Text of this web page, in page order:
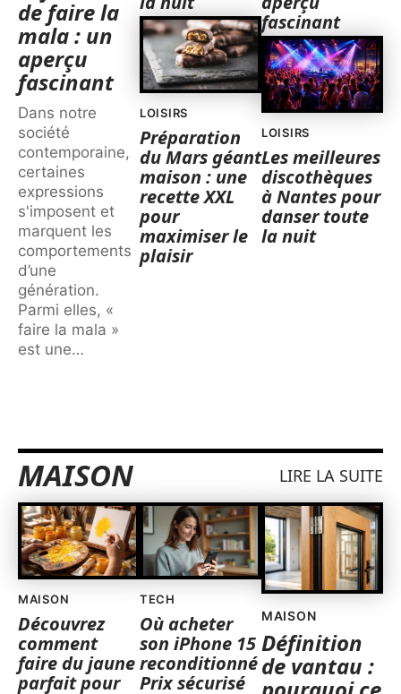
de faire la
mala : un
aperçu
fascinant
Dans notre
société
contemporaine,
certaines
expressions
s'imposent et
marquent les
comportements
d’une
génération.
Parmi elles, «
faire la mala »
est une…
LOISIRS
Préparation
du Mars géant
maison : une
recette XXL
pour
maximiser le
plaisir
fascinant
LOISIRS
Les meilleures
discothèques
à Nantes pour
danser toute
la nuit
MAISON LIRE LA SUITE
MAISON
Découvrez
comment
faire du jaune
parfait pour
TECH
Où acheter
son iPhone 15
reconditionné
Prix sécurisé
MAISON
Définition
de vantau :